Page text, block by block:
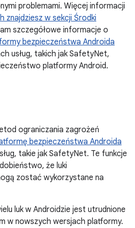
problemami. Więcej informacji
znajdziesz w sekcji Środki
szczegółowe informacje o
bezpieczeństwa Androida
usług, takich jak SafetyNet,
platformy Android.
ograniczania zagrożeń
bezpieczeństwa Androida
takie jak SafetyNet. Te funkcje
że luki
zostać wykorzystane na
luk w Androidzie jest utrudnione
w nowszych wersjach platformy.